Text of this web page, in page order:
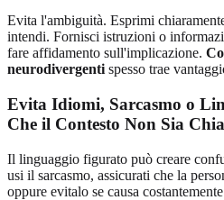
Evita l'ambiguità. Esprimi
intendi. Fornisci istruzioni o
fare affidamento sull'implicazione.
neurodivergentispesso trae
Evita Idiomi, Sarcasmo o
Che il Contesto Non Sia
Il linguaggio figurato può creare
usi il sarcasmo, assicurati che la
oppure evitalo se causa